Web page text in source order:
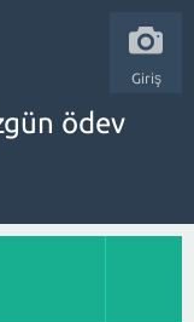
Giriş
ödev